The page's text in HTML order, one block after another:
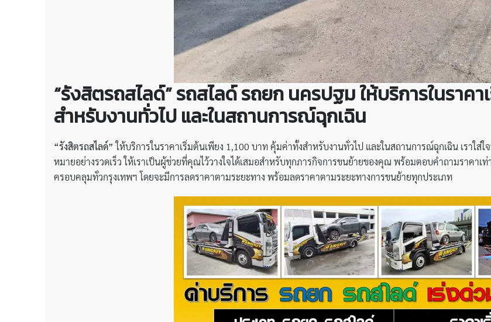
“รังสิตรถสไลด์”รถสไลด์ รถยก นครปฐมให้บริการในราค
สำหรับงานทั่วไป และในสถานการณ์ฉุกเฉิน
“รังสิตรถสไลด์” ให้บริการในราคาเริ่มต้นเพียง 1,100 บาท คุ้มค่าทั้งสำหรับงานทั่วไป และในสถานการณ์ฉุกเฉิน เราใส่
หมายอย่างรวดเร็ว ให้เราเป็นผู้ช่วยที่คุณไว้วางใจได้เสมอสำหรับทุกภารกิจการขนย้ายของคุณ พร้อมตอบคำถามราคาเ
ครอบคลุมทั่วกรุงเทพฯ โดยจะมีการลดราคาตามระยะทาง พร้อมลดราคาตามระยะทางการขนย้ายทุกประเภท